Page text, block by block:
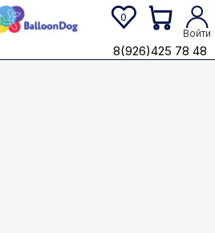
Войти
0
8(926)425 78 48
8(926)425 78 48